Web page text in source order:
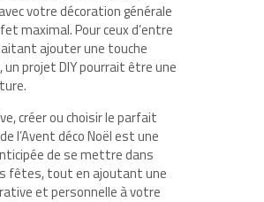
votre décoration générale
maximal. Pour ceux d’entre
ajouter une touche
projet DIY pourrait être une
créer ou choisir le parfait
l’Avent déco Noël est une
de se mettre dans
fêtes, tout en ajoutant une
et personnelle à votre